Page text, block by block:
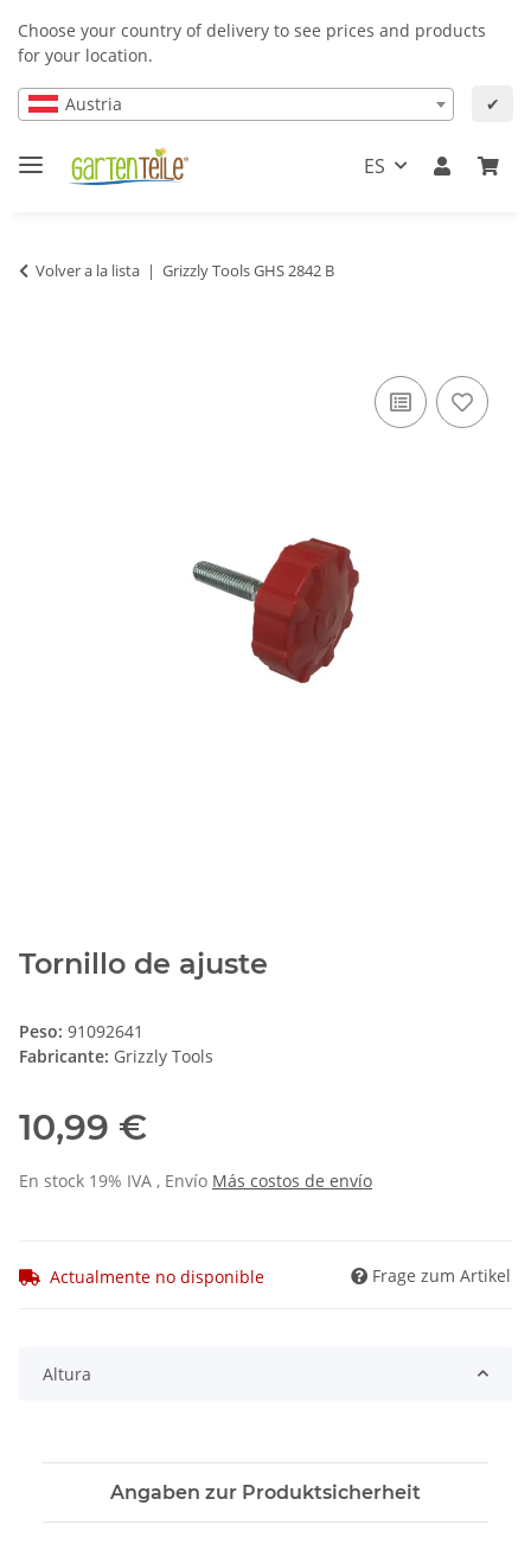
Choose your country of delivery to see prices and products
for your location.
Austria ✔
ES
Volver a la lista Grizzly Tools GHS 2842 B
Tornillo de ajuste
Peso: 91092641
Fabricante: Grizzly Tools
10,99 €
En stock 19% IVA , Envío Más costos de envío
Actualmente no disponible Frage zum Artikel
Altura
Angaben zur Produktsicherheit